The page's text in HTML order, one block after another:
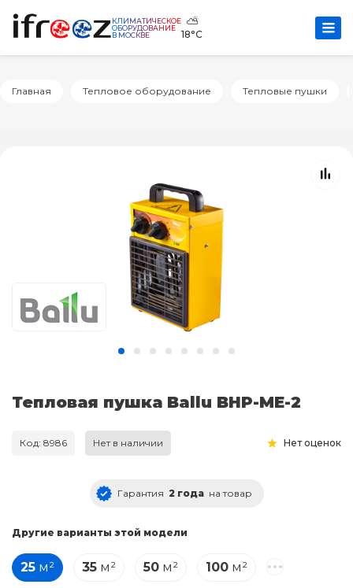
КЛИМАТИЧЕСКОЕ
ОБОРУДОВАНИЕ
В МОСКВЕ
⛅
18°C
Главная Тепловое оборудование Тепловые пушки
Тепловая пушка Ballu BHP-MЕ-2
Код: 8986 Нет в наличии Нет оценок
Гарантия 2 года на товар
Другие варианты этой модели
25 м² 35 м² 50 м² 100 м²